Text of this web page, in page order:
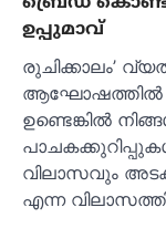
ഉപ്പുമാവ്
രുചിക്കാലം’
ആഘോഷത്തിൽ
ഉണ്ടെങ്കിൽ
വിലാസവും
എന്ന